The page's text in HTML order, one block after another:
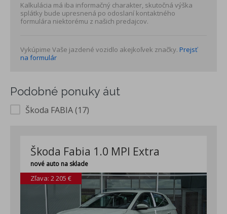
Kalkulácia má iba informačný charakter, skutočná výška
splátky bude upresnená po odoslaní kontaktného
formulára niektorému z našich predajcov.
Vykúpime Vaše jazdené vozidlo akejkoľvek značky. Prejsť
na formulár
Podobné ponuky áut
Škoda FABIA (17)
Škoda Fabia 1.0 MPI Extra
nové auto na sklade
Zľava: 2 205 €